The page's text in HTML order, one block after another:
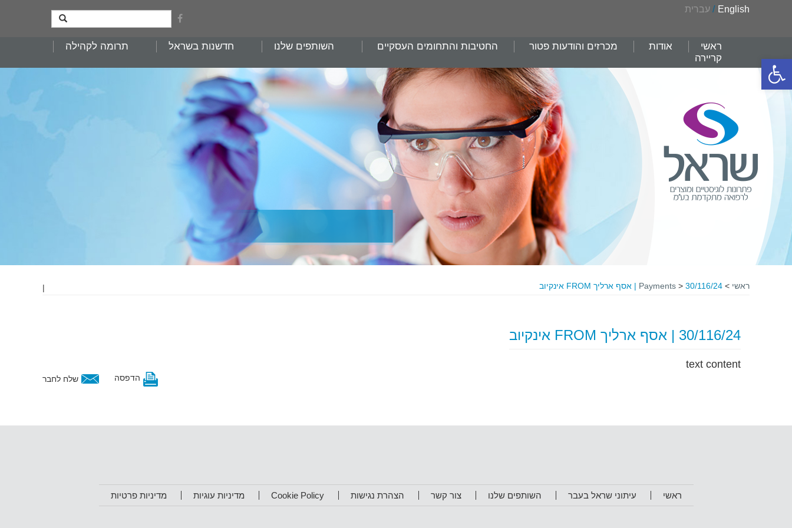
פתח סרגל נגישות
English
/ עברית
ראשי אודות מכרזים והודעות פטור החטיבות והתחומים העסקיים השותפים שלנו חדשנות בשראל
תרומה לקהילה
קריירה
ראשי >
Payments > 30/116/24 | אסף ארליך FROM אינקיוב |
30/116/24 | אסף ארליך FROM אינקיוב
text content
שלח לחבר הדפסה
ראשי עיתוני שראל בעבר השותפים שלנו צור קשר הצהרת נגישות Cookie Policy מדיניות עוגיות מדיניות פרטיות